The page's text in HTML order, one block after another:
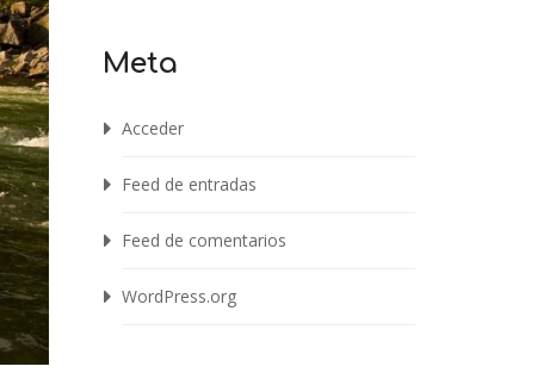
Meta
Acceder
Feed de entradas
Feed de comentarios
WordPress.org